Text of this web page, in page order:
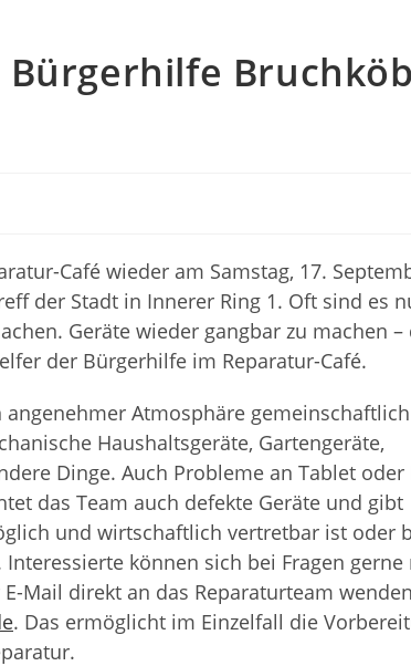
Café wieder am Samstag, 17.
der Stadt in Innerer Ring 1. Oft sind es
Geräte wieder gangbar zu machen –
der Bürgerhilfe im Reparatur-Café.
Atmosphäre
Haushaltsgeräte, Gartengeräte,
Dinge. Auch Probleme an Tablet
das Team auch defekte Geräte und gibt
und wirtschaftlich vertretbar ist oder
können sich bei Fragen
Mail direkt an das Reparaturteam
. Das ermöglicht im Einzelfall die